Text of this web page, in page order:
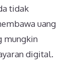
tidak
uang
mungkin
digital.